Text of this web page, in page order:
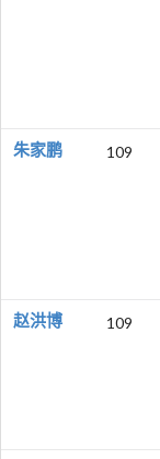
朱家鹏 109
赵洪博 109